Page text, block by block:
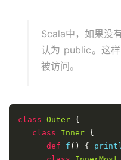
Scala中，如果没
认为 public。这
被访问。
class Outer {
class
Inner {
def f () {